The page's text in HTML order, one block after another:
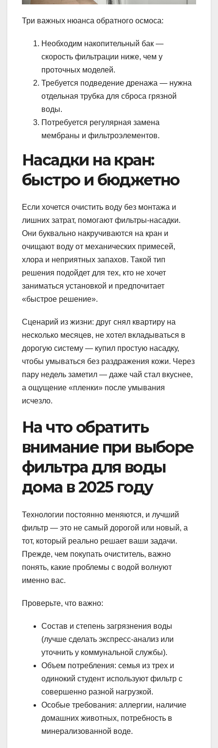
Три важных нюанса обратного осмоса:
Необходим накопительный бак —
скорость фильтрации ниже, чем у
проточных моделей.
Требуется подведение дренажа — нужна
отдельная трубка для сброса грязной
воды.
Потребуется регулярная замена
мембраны и фильтроэлементов.
Насадки на кран:
быстро и бюджетно
Если хочется очистить воду без монтажа и
лишних затрат, помогают фильтры-насадки.
Они буквально накручиваются на кран и
очищают воду от механических примесей,
хлора и неприятных запахов. Такой тип
решения подойдет для тех, кто не хочет
заниматься установкой и предпочитает
«быстрое решение».
Сценарий из жизни: друг снял квартиру на
несколько месяцев, не хотел вкладываться в
дорогую систему — купил простую насадку,
чтобы умываться без раздражения кожи. Через
пару недель заметил — даже чай стал вкуснее,
а ощущение «пленки» после умывания
исчезло.
На что обратить
внимание при выборе
фильтра для воды
дома в 2025 году
Технологии постоянно меняются, и лучший
фильтр — это не самый дорогой или новый, а
тот, который реально решает ваши задачи.
Прежде, чем покупать очиститель, важно
понять, какие проблемы с водой волнуют
именно вас.
Проверьте, что важно:
Состав и степень загрязнения воды
(лучше сделать экспресс-анализ или
уточнить у коммунальной службы).
Объем потребления: семья из трех и
одинокий студент используют фильтр с
совершенно разной нагрузкой.
Особые требования: аллергии, наличие
домашних животных, потребность в
минерализованной воде.